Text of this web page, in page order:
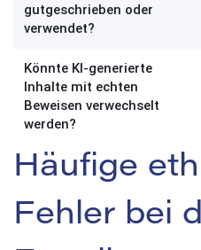
gutgeschrieben oder
verwendet?
Könnte KI-generierte
Inhalte mit echten
Beweisen verwechselt
werden?
Häufige
Fehler bei